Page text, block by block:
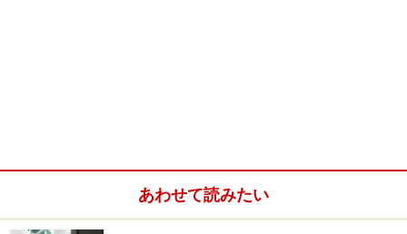
感中です。しかし、それ以上に魅力なのが「いつ・誰が
淹れてもかわらない味」。粉の挽き具合・詰め具合が一
定で、しかも1杯ずつ密閉されているため、どんな条件
あわせて読みたい